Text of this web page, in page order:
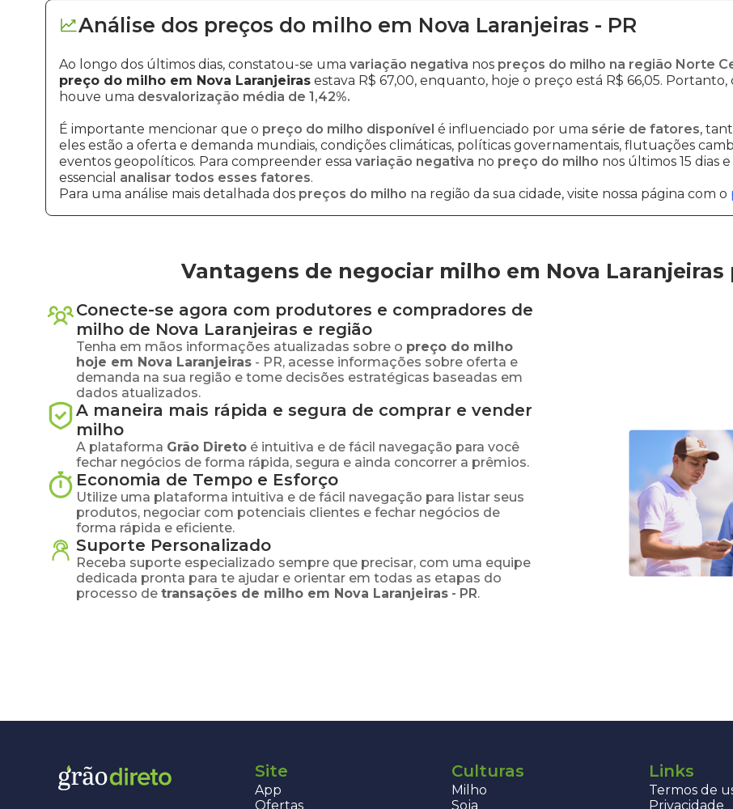
Análise dos preços do milho em Nova Laranjeiras - PR
Ao longo dos últimos dias, constatou-se uma variação negativa nos preços do milho na região Norte
preço do milho em Nova Laranjeiras estava R$ 67,00, enquanto, hoje o preço está R$ 66,05. Portanto,
houve uma desvalorização média de 1,42%.
É importante mencionar que o preço do milho disponível é influenciado por uma série de fatores,
eles estão a oferta e demanda mundiais, condições climáticas, políticas governamentais, flutuações
eventos geopolíticos. Para compreender essa variação negativa no preço do milho nos últimos 15 dias
essencial analisar todos esses fatores.
Para uma análise mais detalhada dos preços do milho na região da sua cidade, visite nossa página com o
Vantagens de negociar milho em Nova Laranjeiras
Conecte-se agora com produtores e compradores de
milho de Nova Laranjeiras e região
Tenha em mãos informações atualizadas sobre o preço do milho
hoje em Nova Laranjeiras - PR, acesse informações sobre oferta e
demanda na sua região e tome decisões estratégicas baseadas em
dados atualizados.
A maneira mais rápida e segura de comprar e vender
milho
A plataforma Grão Direto é intuitiva e de fácil navegação para você
fechar negócios de forma rápida, segura e ainda concorrer a prêmios.
Economia de Tempo e Esforço
Utilize uma plataforma intuitiva e de fácil navegação para listar seus
produtos, negociar com potenciais clientes e fechar negócios de
forma rápida e eficiente.
Suporte Personalizado
Receba suporte especializado sempre que precisar, com uma equipe
dedicada pronta para te ajudar e orientar em todas as etapas do
processo de transações de milho em Nova Laranjeiras - PR.
Site
App
Ofertas
Culturas
Milho
Soja
Links
Termos de
Privacidade